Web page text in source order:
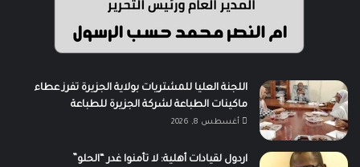
اللجنة العليا للمشتريات بولاية الجزيرة تفرز عطاء
ماكينات الطباعة لشركة الجزيرة للطباعة
أغسطس 8, 2026
اردول لقيادات أهلية: لا تأمنوا غدر “الحلو”